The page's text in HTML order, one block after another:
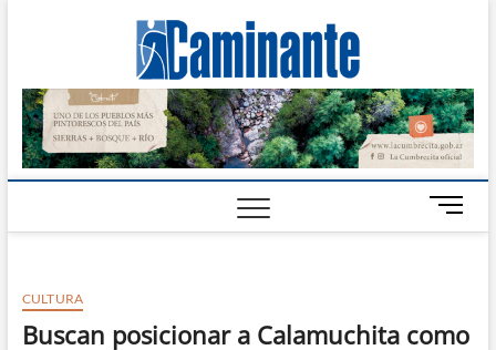
Digital
CALAMUCHITA
B
o
d
CULTURA
Buscan posicionar a Calamuchita como